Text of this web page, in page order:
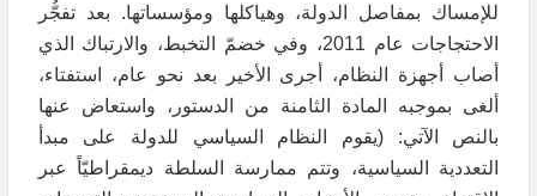
للإمساك بمفاصل الدولة، وهياكلها ومؤسساتها. بعد تفجُّر
الاحتجاجات عام 2011، وفي خضمّ التخبط، والارتباك الذي
أصاب أجهزة النظام، أجرى الأخير بعد نحو عام، استفتاء،
ألغى بموجبه المادة الثامنة من الدستور، واستعاض عنها
بالنص الآتي: (يقوم النظام السياسي للدولة على مبدأ
التعددية السياسية، وتتم ممارسة السلطة ديمقراطيّاً عبر